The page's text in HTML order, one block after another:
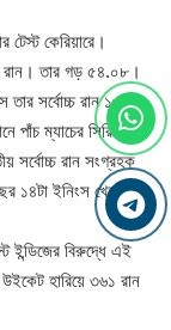
কেরিয়ারে।
রান। তার গড় ৫৪.০৮।
তার সর্বোচ্চ রান ১৩৭।
পাঁচ ম্যাচের সিরিজে
সর্বোচ্চ রান সংগ্রহক
১৪টা ইনিংস খেলে
ইন্ডিজের বিরুদ্ধে এই
হারিয়ে ৩৬১ রান